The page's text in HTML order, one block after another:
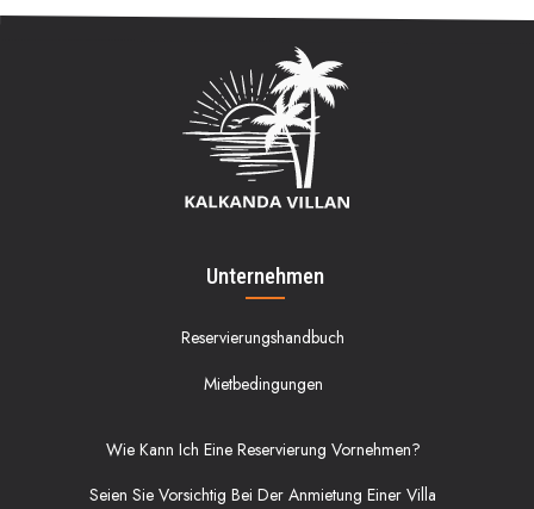
Unternehmen
Reservierungshandbuch
Mietbedingungen
Wie Kann Ich Eine Reservierung Vornehmen?
Seien Sie Vorsichtig Bei Der Anmietung Einer Villa